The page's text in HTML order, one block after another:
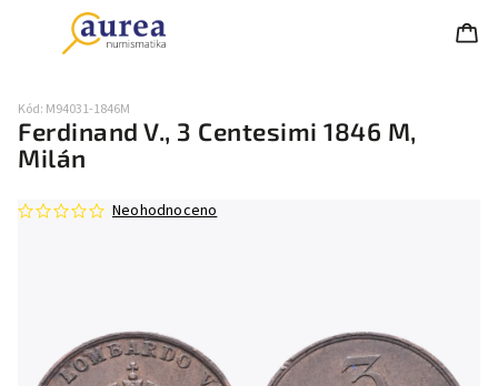
Ferdinand V., 3 Centesimi 1846 M,
Milán
Kód: M94031-1846M
Neohodnoceno